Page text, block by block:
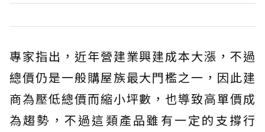
專家指出，近年營建業興建成本大漲，不過
總價仍是一般購屋族最大門檻之一，因此建
商為壓低總價而縮小坪數，也導致高單價成
為趨勢，不過這類產品雖有一定的支撐行